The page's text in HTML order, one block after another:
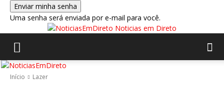
Uma senha será enviada por e-mail para você.
Noticias em Direto
Início Lazer